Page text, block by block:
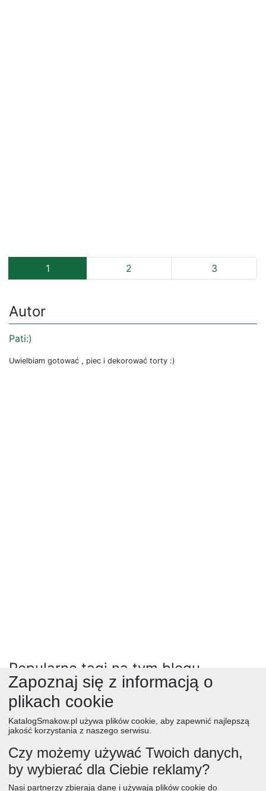
1 2 3
Autor
Pati:)
Uwielbiam gotować , piec i dekorować torty :)
Popularne tagi na tym blogu
przepisy krok po kroku(9)
ciastka(3393) domowe lekarstwa(8) mięso(4038)
napoje
(3087) pasty (528) placuszki(861) przekaski(6986)
salatki(7912) tarty(930) tosty(182) zapiekanki(1962)
desery
Zapoznaj się z informacją o
plikach cookie
KatalogSmakow.pl używa plików cookie, aby zapewnić najlepszą
jakość korzystania z naszego serwisu.
Czy możemy używać Twoich danych,
by wybierać dla Ciebie reklamy?
Nasi partnerzy zbierają dane i używają plików cookie do